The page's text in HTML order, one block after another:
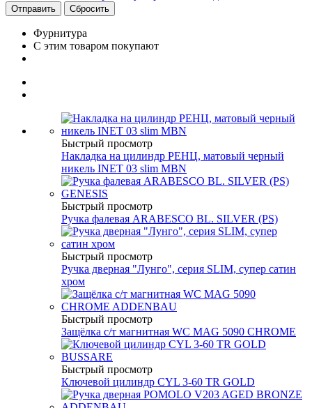
Сбросить
Фурнитура
С этим товаром покупают
Быстрый просмотр
Накладка на цилиндр РЕНЦ, матовый черный
никель INET 03 slim MBN
Быстрый просмотр
Ручка фалевая ARABESCO BL. SILVER (PS)
Быстрый просмотр
Ручка дверная "Лунго", серия SLIM, супер сатин
хром
Быстрый просмотр
Защёлка с/т магнитная WC MAG 5090 CHROME
Быстрый просмотр
Ключевой цилиндр CYL 3-60 TR GOLD